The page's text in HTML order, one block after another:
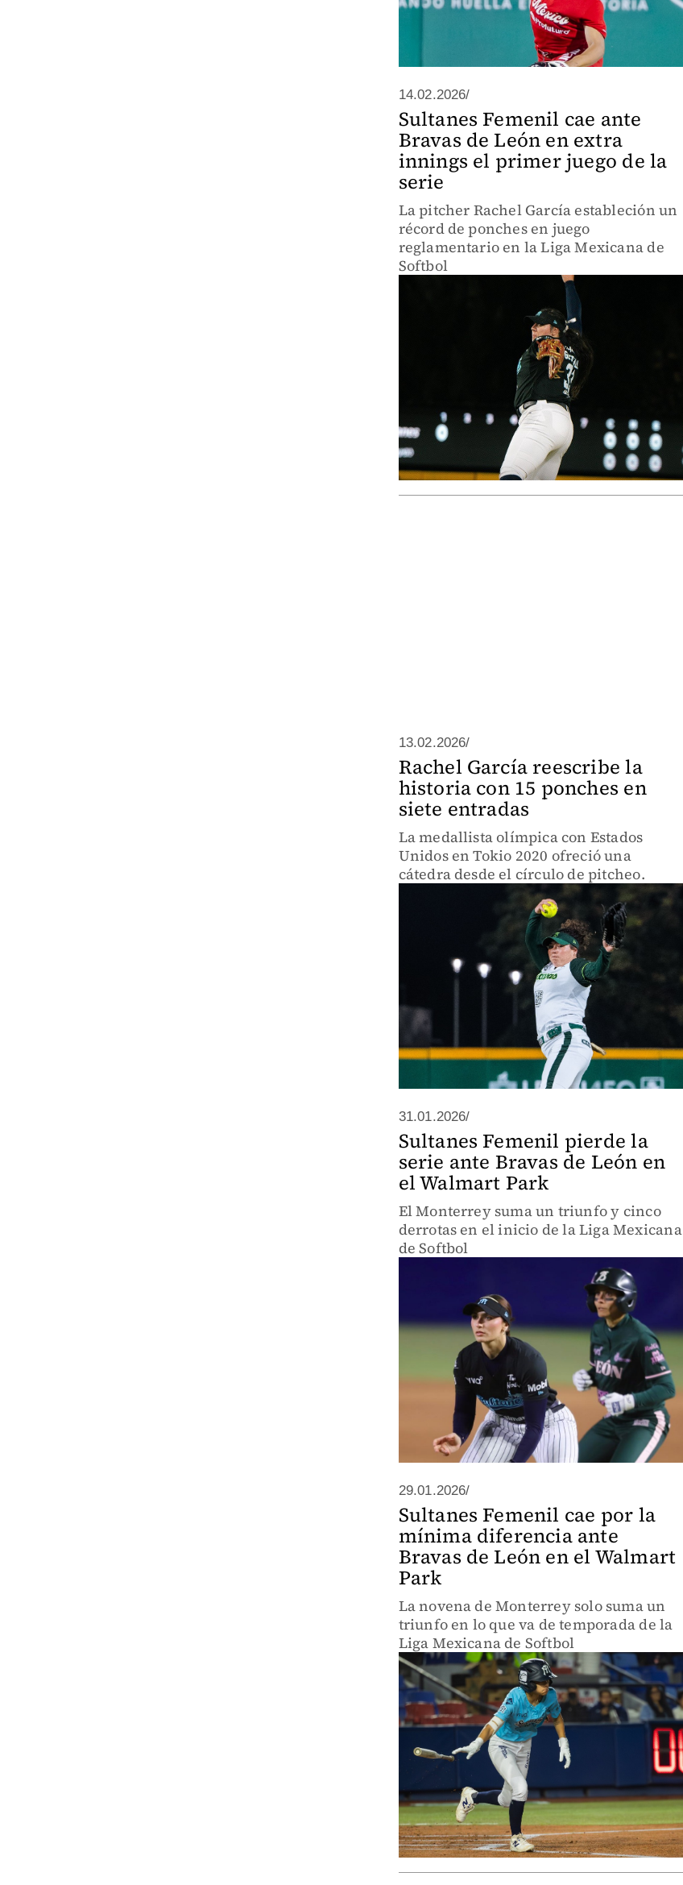
14.02.2026/
Sultanes Femenil cae ante
Bravas de León en extra
innings el primer juego de la
serie
La pitcher Rachel García estableción un
récord de ponches en juego
reglamentario en la Liga Mexicana de
Softbol
13.02.2026/
Rachel García reescribe la
historia con 15 ponches en
siete entradas
La medallista olímpica con Estados
Unidos en Tokio 2020 ofreció una
cátedra desde el círculo de pitcheo.
31.01.2026/
Sultanes Femenil pierde la
serie ante Bravas de León en
el Walmart Park
El Monterrey suma un triunfo y cinco
derrotas en el inicio de la Liga Mexicana
de Softbol
29.01.2026/
Sultanes Femenil cae por la
mínima diferencia ante
Bravas de León en el Walmart
Park
La novena de Monterrey solo suma un
triunfo en lo que va de temporada de la
Liga Mexicana de Softbol